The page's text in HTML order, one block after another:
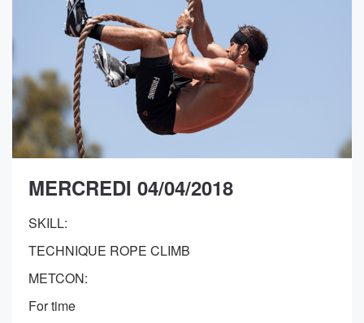
MERCREDI 04/04/2018
SKILL:
TECHNIQUE ROPE CLIMB
METCON:
For time